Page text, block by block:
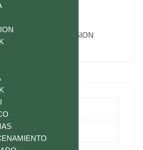
IP +NVR HIKVISION